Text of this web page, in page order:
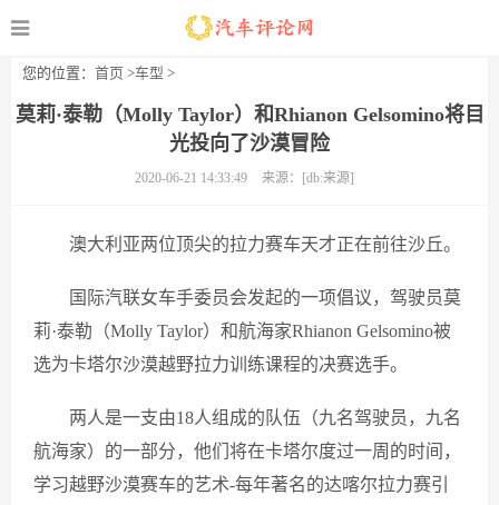
您的位置： 首页 >车型 >
莫莉·泰勒（Molly Taylor）和Rhianon Gelsomino将目
光投向了沙漠冒险
2020-06-21 14:33:49 来源：[db:来源]
澳大利亚两位顶尖的拉力赛车天才正在前往沙丘。
国际汽联女车手委员会发起的一项倡议，驾驶员莫
莉·泰勒（Molly Taylor）和航海家Rhianon Gelsomino被
选为卡塔尔沙漠越野拉力训练课程的决赛选手。
两人是一支由18人组成的队伍（九名驾驶员，九名
航海家）的一部分，他们将在卡塔尔度过一周的时间，
学习越野沙漠赛车的艺术-每年著名的达喀尔拉力赛引